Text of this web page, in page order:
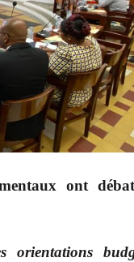
ont
orientations